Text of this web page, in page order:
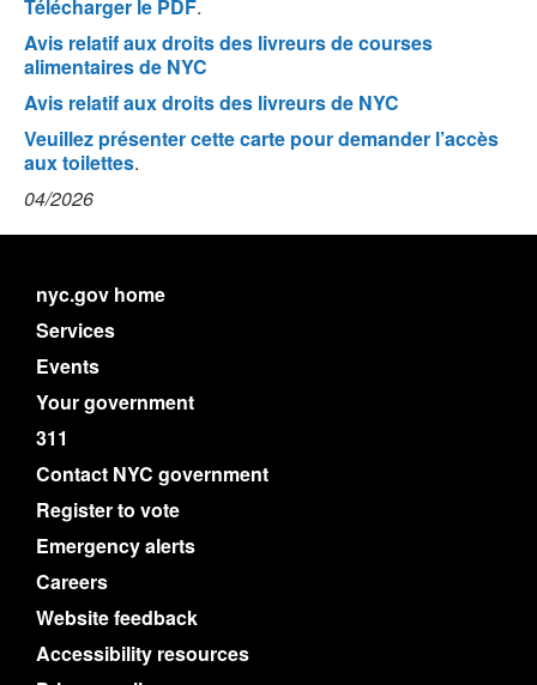
Télécharger le PDF.
Avis relatif aux droits des livreurs de courses
alimentaires de NYC
Avis relatif aux droits des livreurs de NYC
Veuillez présenter cette carte pour demander l’accès
aux toilettes.
04/2026
nyc.gov home
Services
Events
Your government
311
Contact NYC government
Register to vote
Emergency alerts
Careers
Website feedback
Accessibility resources